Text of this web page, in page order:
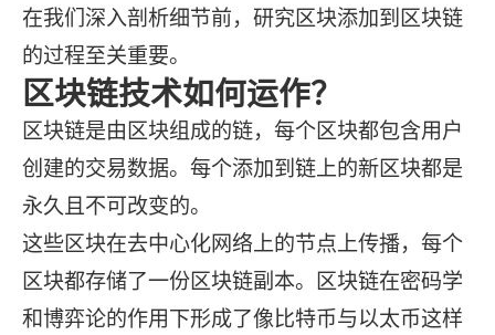
在我们深入剖析细节前，研究区块添加到区块链
的过程至关重要。
区块链技术如何运作？
区块链是由区块组成的链，每个区块都包含用户
创建的交易数据。每个添加到链上的新区块都是
永久且不可改变的。
这些区块在去中心化网络上的节点上传播，每个
区块都存储了一份区块链副本。区块链在密码学
和博弈论的作用下形成了像比特币与以太币这样